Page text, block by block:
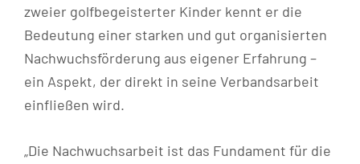
zweier golfbegeisterter Kinder kennt er die
Bedeutung einer starken und gut organisierten
Nachwuchsförderung aus eigener Erfahrung –
ein Aspekt, der direkt in seine Verbandsarbeit
einfließen wird.
„Die Nachwuchsarbeit ist das Fundament für die